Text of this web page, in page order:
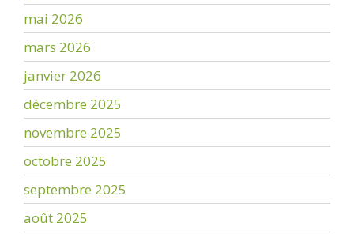
mai 2026
mars 2026
janvier 2026
décembre 2025
novembre 2025
octobre 2025
septembre 2025
août 2025